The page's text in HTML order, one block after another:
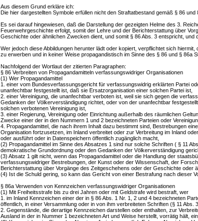
Aus diesem Grund erkläre ich:
Die hier dargestellten Symbole erfüllen nicht den Straftatbestand gemäß § 86 und
Es sei darauf hingewiesen, daß die Darstellung der gezeigten Helme des 3.
Feuerwehrgeschichte erfolgt, somit der Lehre und der Berichterstattung über
Geschichte oder ähnlichen Zwecken dient, und somit § 86 Abs. 3 entspricht, und
Wer jedoch diese Abbildungen herunter lädt oder kopiert, verpflichtet sich
zu erwerben und in keiner Weise propagandistisch im Sinne des § 86 und § 86a
Nachfolgend der Wortlaut der zitierten Paragraphen:
§ 86 Verbreiten von Propagandamitteln verfassungswidriger Organisationen
(1) Wer Propagandamittel
1. einer vom Bundesverfassungsgericht für verfassungswidrig erklärten Partei
unanfechtbar festgestellt ist, daß sie Ersatzorganisation einer solchen Partei ist,
2. einer Vereinigung, die unanfechtbar verboten ist, weil sie sich gegen die
Gedanken der Völkerverständigung richtet, oder von der unanfechtbar
solchen verbotenen Vereinigung ist,
3. einer Regierung, Vereinigung oder Einrichtung außerhalb des räumlichen
Zwecke einer der in den Nummern 1 und 2 bezeichneten Parteien oder
4. Propagandamittel, die nach ihrem Inhalt dazu bestimmt sind, Bestrebungen
Organisation fortzusetzen, im Inland verbreitet oder zur Verbreitung im Inland
oder ausführt oder in Datenspeichern öffentlich zugänglich macht,
(2) Propagandamittel im Sinne des Absatzes 1 sind nur solche Schriften ( § 11
demokratische Grundordnung oder den Gedanken der Völkerverständigung
(3) Absatz 1 gilt nicht, wenn das Propagandamittel oder die Handlung der
verfassungswidriger Bestrebungen, der Kunst oder der Wissenschaft, der
Berichterstattung über Vorgänge des Zeitgeschehens oder der Geschichte oder
(4) Ist die Schuld gering, so kann das Gericht von einer Bestrafung nach dieser
§ 86a Verwenden von Kennzeichen verfassungswidriger Organisationen
(1) Mit Freiheitsstrafe bis zu drei Jahren oder mit Geldstrafe wird bestraft, wer
1. im Inland Kennzeichen einer der in § 86 Abs. 1 Nr. 1, 2 und 4 bezeichneten
öffentlich, in einer Versammlung oder in von ihm verbreiteten Schriften (§ 11 Abs.
2. Gegenstände, die derartige Kennzeichen darstellen oder enthalten, zur
Ausland in der in Nummer 1 bezeichneten Art und Weise herstellt, vorrätig hält,